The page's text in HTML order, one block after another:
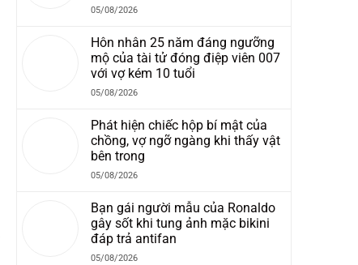
05/08/2026
Hôn nhân 25 năm đáng ngưỡng
mộ của tài tử đóng điệp viên 007
với vợ kém 10 tuổi
05/08/2026
Phát hiện chiếc hộp bí mật của
chồng, vợ ngỡ ngàng khi thấy vật
bên trong
05/08/2026
Bạn gái người mẫu của Ronaldo
gây sốt khi tung ảnh mặc bikini
đáp trả antifan
05/08/2026